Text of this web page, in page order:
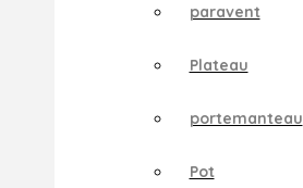
paravent
Plateau
portemanteau
Pot